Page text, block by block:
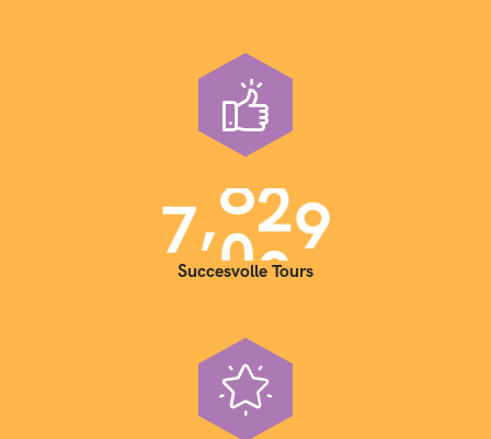
7,000
Succesvolle Tours